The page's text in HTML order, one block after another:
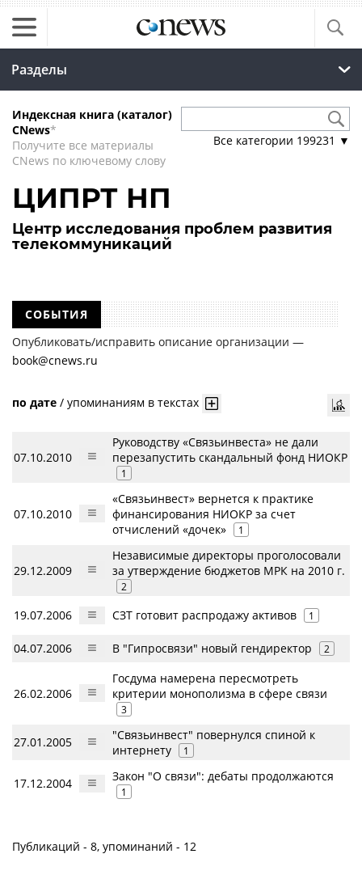
Разделы
Индексная книга (каталог)
CNews*
Получите все материалы
CNews по ключевому слову
Все категории 199231 ▼
ЦИПРТ НП
Центр исследования проблем развития
телекоммуникаций
СОБЫТИЯ
Опубликовать/исправить описание организации —
book@cnews.ru
по дате / упоминаниям в текстах
07.10.2010
Руководству «Связьинвеста» не дали
перезапустить скандальный фонд НИОКР
1
07.10.2010
«Связьинвест» вернется к практике
финансирования НИОКР за счет
отчислений «дочек»
1
29.12.2009
Независимые директоры проголосовали
за утверждение бюджетов МРК на 2010 г.
2
19.07.2006 СЗТ готовит распродажу активов 1
04.07.2006 В "Гипросвязи" новый гендиректор 2
26.02.2006
Госдума намерена пересмотреть
критерии монополизма в сфере связи
3
27.01.2005
"Связьинвест" повернулся спиной к
интернету
1
17.12.2004 Закон "О связи": дебаты продолжаются
1
Публикаций - 8, упоминаний - 12